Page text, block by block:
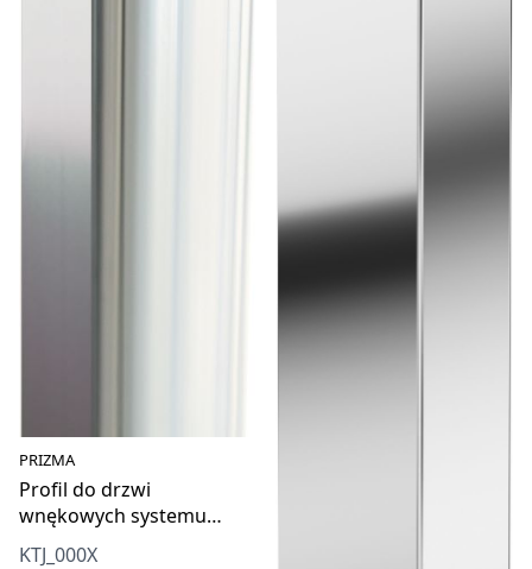
PRIZMA
Profil do drzwi
wnękowych systemu
Prizma
KTJ_000X